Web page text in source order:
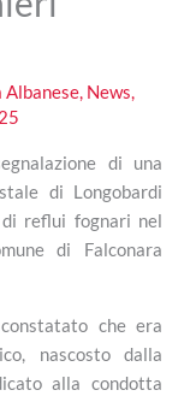
Albanese, News,
di una
di Longobardi
reflui fognari nel
di Falconara
che era
nascosto dalla
alla condotta